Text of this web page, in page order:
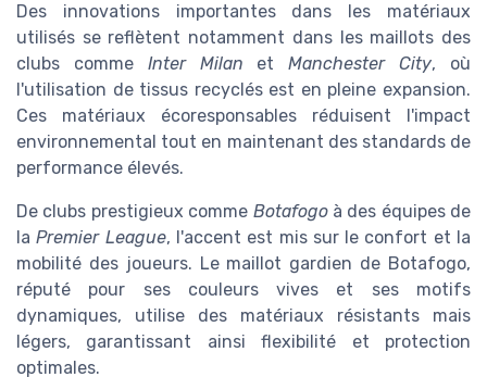
Des innovations importantes dans les matériaux
utilisés se reflètent notamment dans les maillots des
clubs comme Inter Milan etManchester City, où
l'utilisation de tissus recyclés est en pleine expansion.
Ces matériaux écoresponsables réduisent l'impact
environnemental tout en maintenant des standards de
performance élevés.
De clubs prestigieux comme Botafogoà des équipes de
laPremier League, l'accent est mis sur le confort et la
mobilité des joueurs. Le maillot gardien de Botafogo,
réputé pour ses couleurs vives et ses motifs
dynamiques, utilise des matériaux résistants mais
légers, garantissant ainsi flexibilité et protection
optimales.